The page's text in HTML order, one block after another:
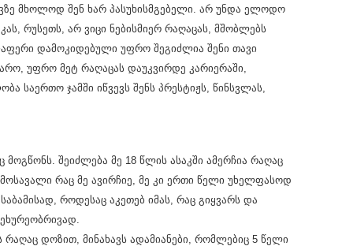
მხოლოდ შენ ხარ პასუხისმგებელი. არ უნდა ელოდო
რუსეთს, არ ვიცი ნებისმიერ რაღაცას, მშობლებს
დამოკიდებული უფრო შეგიძლია შენი თავი
უფრო მეტ რაღაცას დაუკვირდე კარიერაში,
საერთო ჯამში იწვევს შენს პრესტიჟს, წინსვლას,
შეიძლება მე 18 წლის ასაკში ამერჩია რაღაც
რაც მე ავირჩიე, მე კი ერთი წელი უხელფასოდ
როდესაც აკეთებ იმას, რაც გიყვარს და
დოზით, მინახავს ადამიანები, რომლებიც 5 წელი